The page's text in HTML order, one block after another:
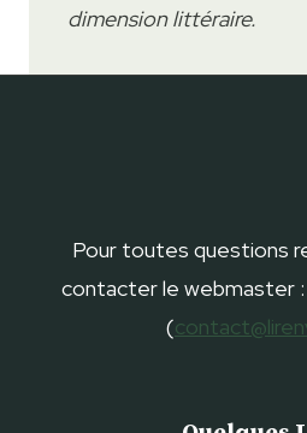
dimension littéraire.
Pour toutes questions
contacter le webmaster
(